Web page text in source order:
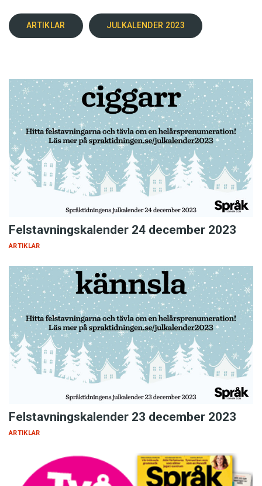
ARTIKLAR JULKALENDER 2023
Felstavningskalender 24 december 2023
ARTIKLAR
Felstavningskalender 23 december 2023
ARTIKLAR